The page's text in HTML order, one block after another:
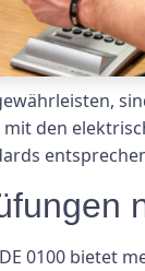
den
0100 bietet